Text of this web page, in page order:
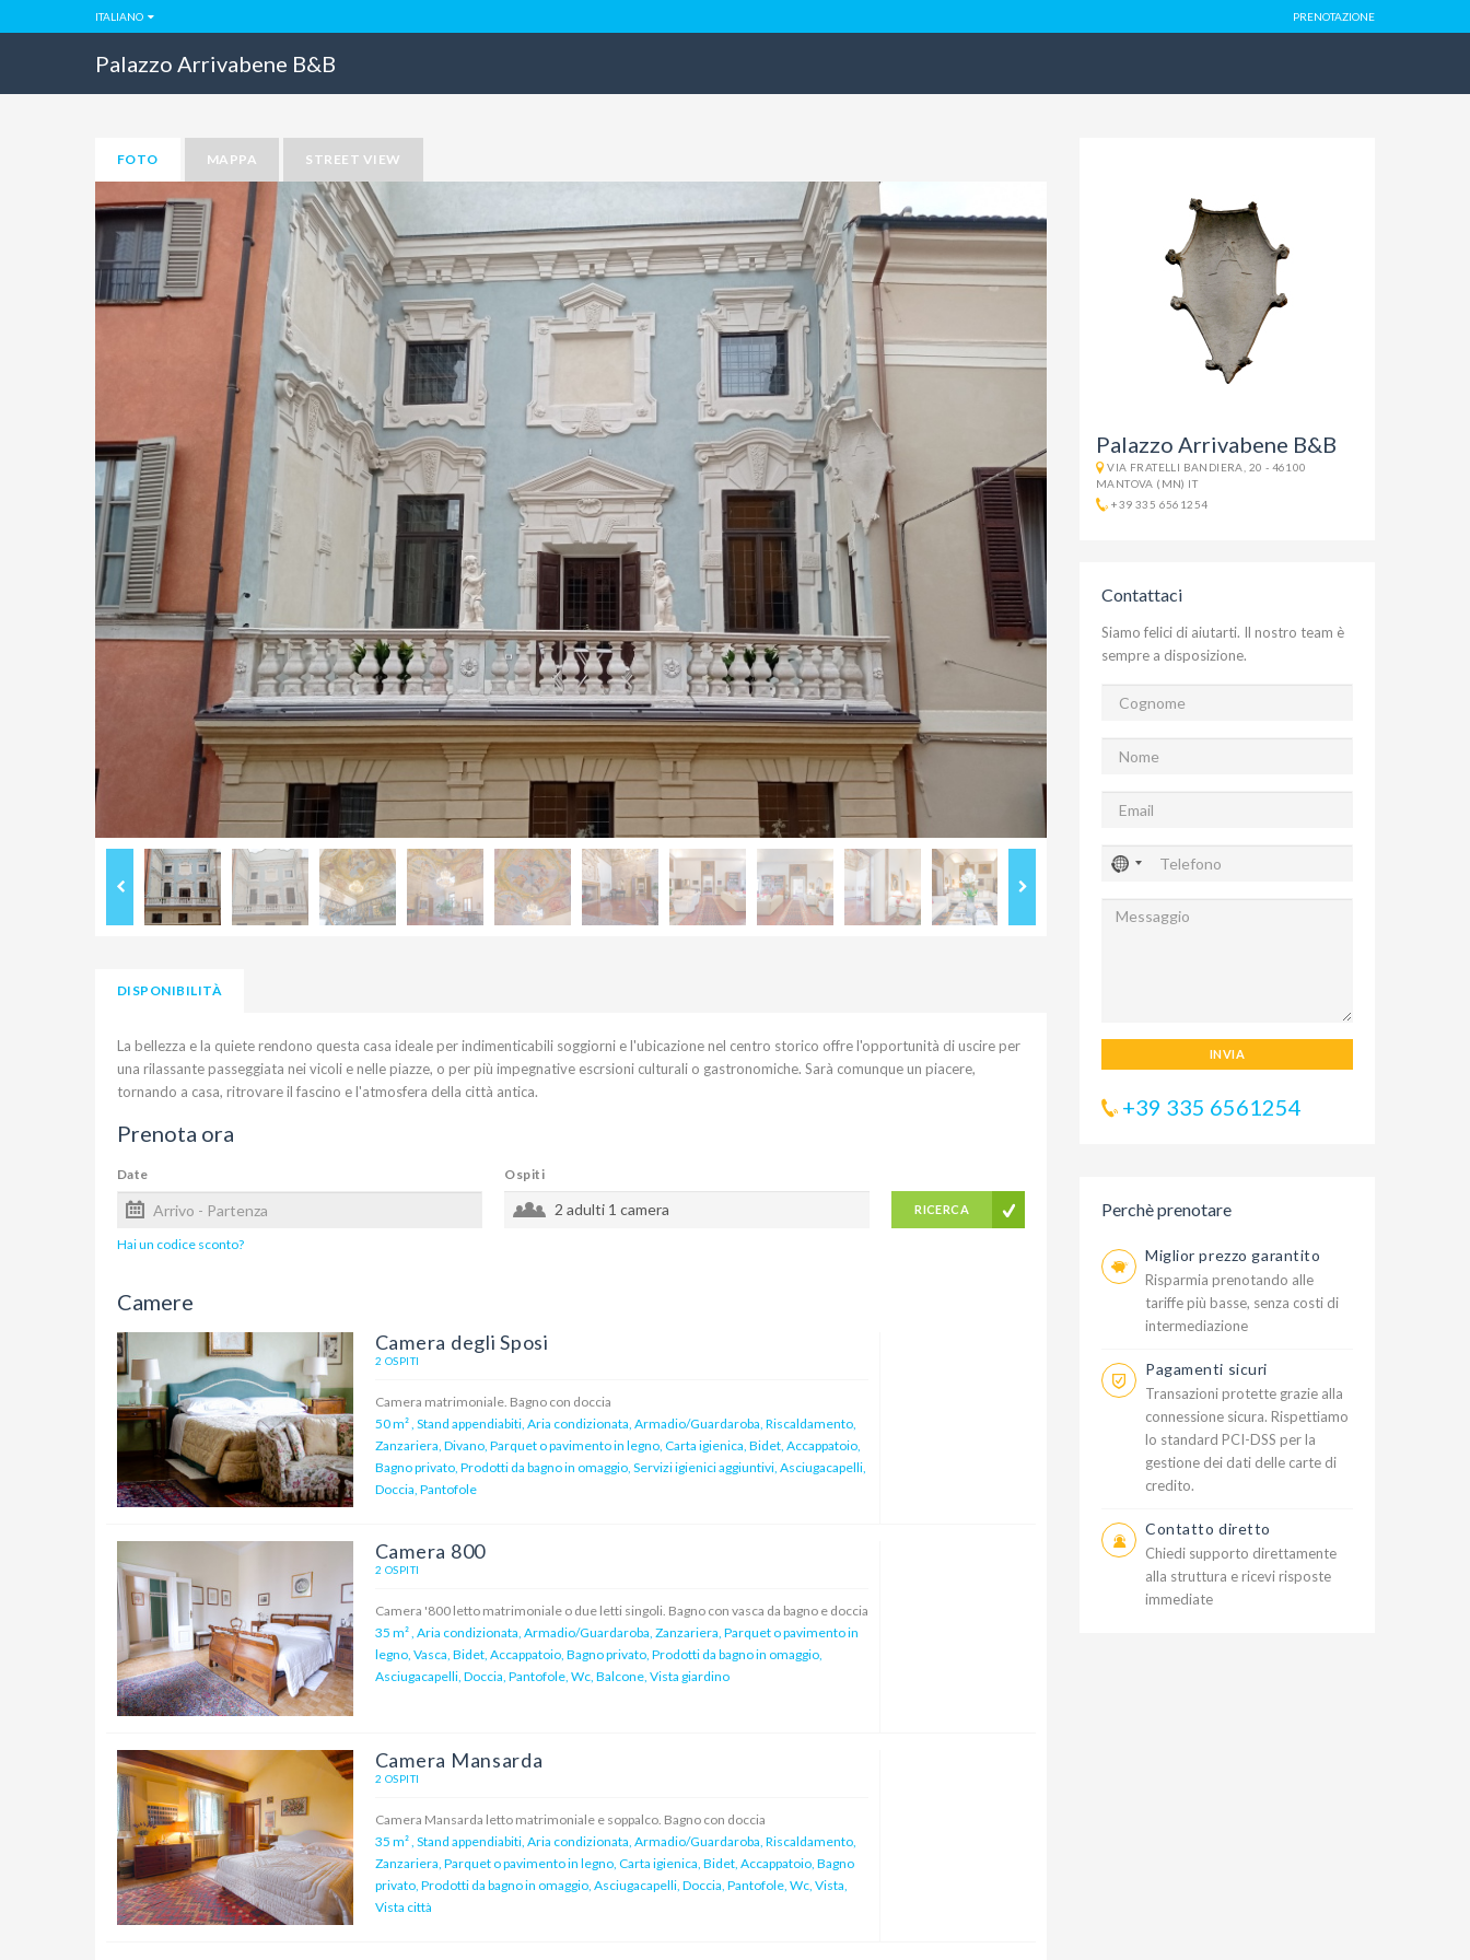
ITALIANO PRENOTAZIONE
Palazzo Arrivabene B&B
FOTO MAPPA STREET VIEW
DISPONIBILITÀ
La bellezza e la quiete rendono questa casa ideale per indimenticabili soggiorni e l'ubicazione nel centro storico offre l'opportunità di uscire per
una rilassante passeggiata nei vicoli e nelle piazze, o per più impegnative escrsioni culturali o gastronomiche. Sarà comunque un piacere,
tornando a casa, ritrovare il fascino e l'atmosfera della città antica.
Prenota ora
Date Ospiti
2 adulti 1 camera RICERCA
Hai un codice sconto?
Camere
Camera degli Sposi
2 OSPITI
Camera matrimoniale. Bagno con doccia
50 m², Stand appendiabiti, Aria condizionata, Armadio/Guardaroba, Riscaldamento,
Zanzariera, Divano, Parquet o pavimento in legno, Carta igienica, Bidet, Accappatoio,
Bagno privato, Prodotti da bagno in omaggio, Servizi igienici aggiuntivi, Asciugacapelli,
Doccia, Pantofole
Camera 800
2 OSPITI
Camera '800 letto matrimoniale o due letti singoli. Bagno con vasca da bagno e doccia
35 m², Aria condizionata, Armadio/Guardaroba, Zanzariera, Parquet o pavimento in
legno, Vasca, Bidet, Accappatoio, Bagno privato, Prodotti da bagno in omaggio,
Asciugacapelli, Doccia, Pantofole, Wc, Balcone, Vista giardino
Camera Mansarda
2 OSPITI
Camera Mansarda letto matrimoniale e soppalco. Bagno con doccia
35 m², Stand appendiabiti, Aria condizionata, Armadio/Guardaroba, Riscaldamento,
Zanzariera, Parquet o pavimento in legno, Carta igienica, Bidet, Accappatoio, Bagno
privato, Prodotti da bagno in omaggio, Asciugacapelli, Doccia, Pantofole, Wc, Vista,
Vista città
Palazzo Arrivabene B&B
VIA FRATELLI BANDIERA, 20 - 46100
MANTOVA (MN) IT
+39 335 6561254
Contattaci
Siamo felici di aiutarti. Il nostro team è
sempre a disposizione.
INVIA
+39 335 6561254
Perchè prenotare
Miglior prezzo garantito
Risparmia prenotando alle
tariffe più basse, senza costi di
intermediazione
Pagamenti sicuri
Transazioni protette grazie alla
connessione sicura. Rispettiamo
lo standard PCI-DSS per la
gestione dei dati delle carte di
credito.
Contatto diretto
Chiedi supporto direttamente
alla struttura e ricevi risposte
immediate